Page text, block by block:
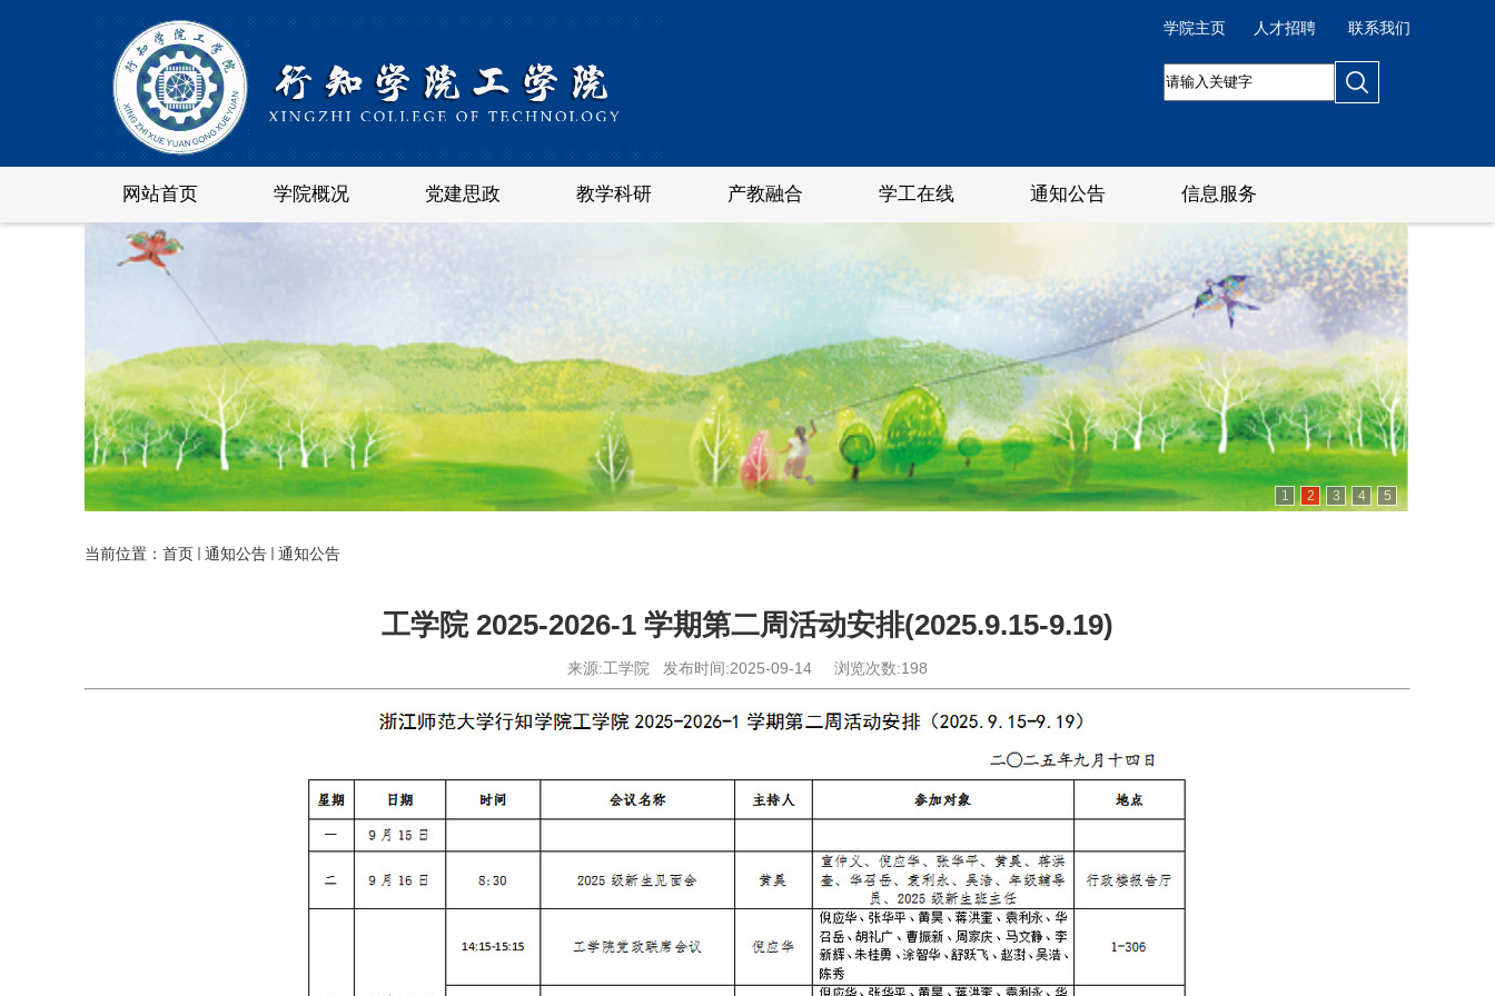
学院主页 人才招聘 联系我们
网站首页 学院概况 党建思政 教学科研 产教融合 学工在线 通知公告 信息服务
1 2 3 4 5
当前位置： 首页 通知公告 通知公告
工学院 2025-2026-1 学期第二周活动安排(2025.9.15-9.19)
来源:工学院 发布时间:2025-09-14 浏览次数:198